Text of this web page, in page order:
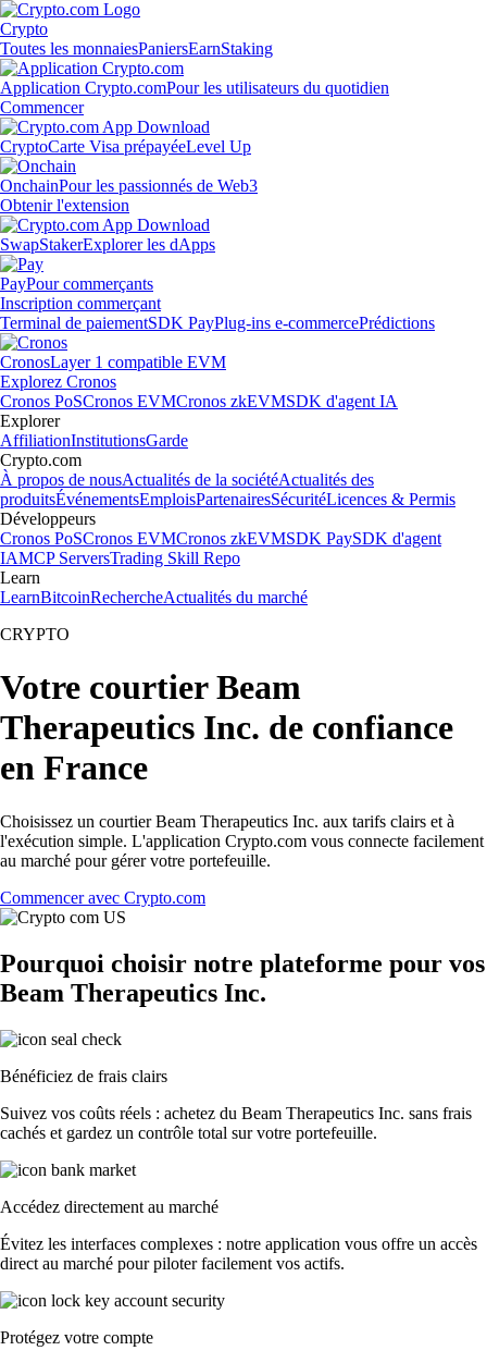
Crypto
Toutes les monnaiesPaniersEarnStaking
Application Crypto.comPour les utilisateurs du quotidien
Commencer
CryptoCarte Visa prépayéeLevel Up
OnchainPour les passionnés de Web3
Obtenir l'extension
SwapStakerExplorer les dApps
PayPour commerçants
Inscription commerçant
Terminal de paiementSDK PayPlug-ins e-commercePrédictions
CronosLayer 1 compatible EVM
Explorez Cronos
Cronos PoSCronos EVMCronos zkEVMSDK d'agent IA
Explorer
AffiliationInstitutionsGarde
Crypto.com
À propos de nousActualités de la sociétéActualités des
produitsÉvénementsEmploisPartenairesSécuritéLicences & Permis
Développeurs
Cronos PoSCronos EVMCronos zkEVMSDK PaySDK d'agent
IAMCP ServersTrading Skill Repo
Learn
LearnBitcoinRechercheActualités du marché
CRYPTO
Votre courtier Beam
Therapeutics Inc. de confiance
en France
Choisissez un courtier Beam Therapeutics Inc. aux tarifs clairs et à
l'exécution simple. L'application Crypto.com vous connecte facilement
au marché pour gérer votre portefeuille.
Commencer avec Crypto.com
Pourquoi choisir notre plateforme pour vos
Beam Therapeutics Inc.
Bénéficiez de frais clairs
Suivez vos coûts réels : achetez du Beam Therapeutics Inc. sans frais
cachés et gardez un contrôle total sur votre portefeuille.
Accédez directement au marché
Évitez les interfaces complexes : notre application vous offre un accès
direct au marché pour piloter facilement vos actifs.
Protégez votre compte